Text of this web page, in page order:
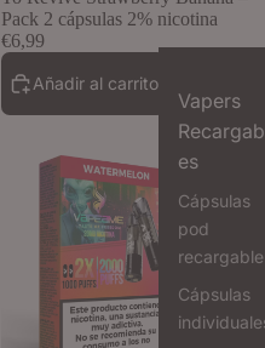
Vapers
es
Cápsulas
pod
recargable
Cápsulas
Pack 2 cápsulas 2% nicotina
€6,99
Añadir al carrito